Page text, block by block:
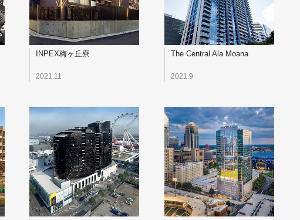
INPEX梅ヶ丘寮
2021.11
The Central Ala Moana
2021.9